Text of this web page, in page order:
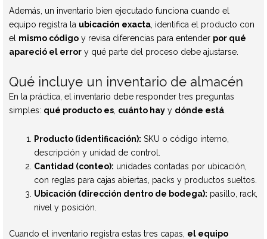
Además, un inventario bien ejecutado funciona cuando el
equipo registra la ubicación exacta , identifica el producto con
el mismo código y revisa diferencias para entender por qué
apareció el error y qué parte del proceso debe ajustarse.
Qué incluye un inventario de almacén
En la práctica, el inventario debe responder tres preguntas
simples: qué producto es cuánto hay y dónde está
Producto (identificación): SKU o código interno,
descripción y unidad de control.
Cantidad (conteo): unidades contadas por ubicación,
con reglas para cajas abiertas, packs y productos sueltos.
Ubicación (dirección dentro de bodega): pasillo, rack,
nivel y posición.
Cuando el inventario registra estas tres capas, el equipo